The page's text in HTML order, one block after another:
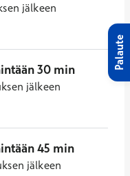
jälkeen
30 min
jälkeen
45 min
jälkeen
Palaute